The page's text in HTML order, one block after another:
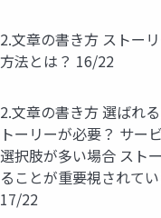
2.文章の書き方 ストー
方法とは？ 16/22
2.文章の書き方 選ばれ
トーリーが必要？ サー
選択肢が多い場合 スト
ることが重要視されて
17/22